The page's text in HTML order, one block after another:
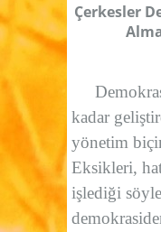
Çerkesler
kadar
yönetim
Eksikleri,
işlediği